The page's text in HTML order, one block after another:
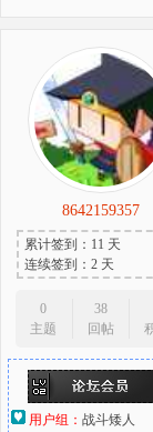
8642159357
累计签到：11 天
连续签到：2 天
0
主题
38
回帖
用户组： 战斗矮人